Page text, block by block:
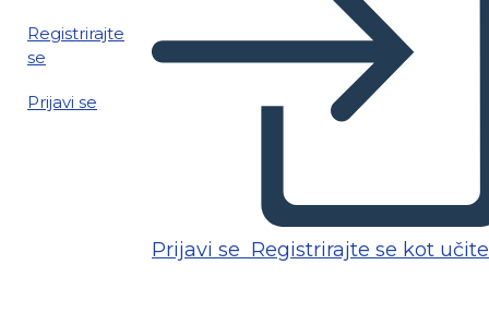
Registrirajte
se
Prijavi se
Prijavi se Registrirajte se kot